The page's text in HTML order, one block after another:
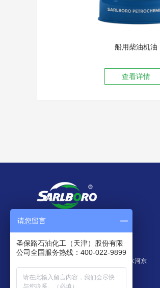
船用柴油机油
查看详情
国内招商电话：
400-022-9899
天津蓟州经济技术开发区金水河东
街2号
请您留言
圣保路石油化工（天津）股份有限
公司全国服务热线：400-022-9899